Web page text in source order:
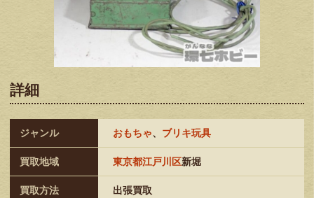
詳細
ジャンル おもちゃ、 ブリキ玩具
買取地域 東京都江戸川区新堀
買取方法 出張買取